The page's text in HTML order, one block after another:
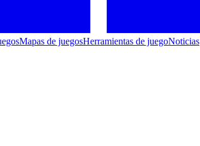
Mapas de juegosHerramientas de juegoNoticias